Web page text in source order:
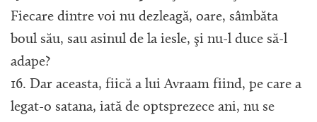
Fiecare dintre voi nu dezleagă, oare, sâmbăta
boul său, sau asinul de la iesle, şi nu-l duce să-l
adape?
16. Dar aceasta, fiică a lui Avraam fiind, pe care a
legat-o satana, iată de optsprezece ani, nu se